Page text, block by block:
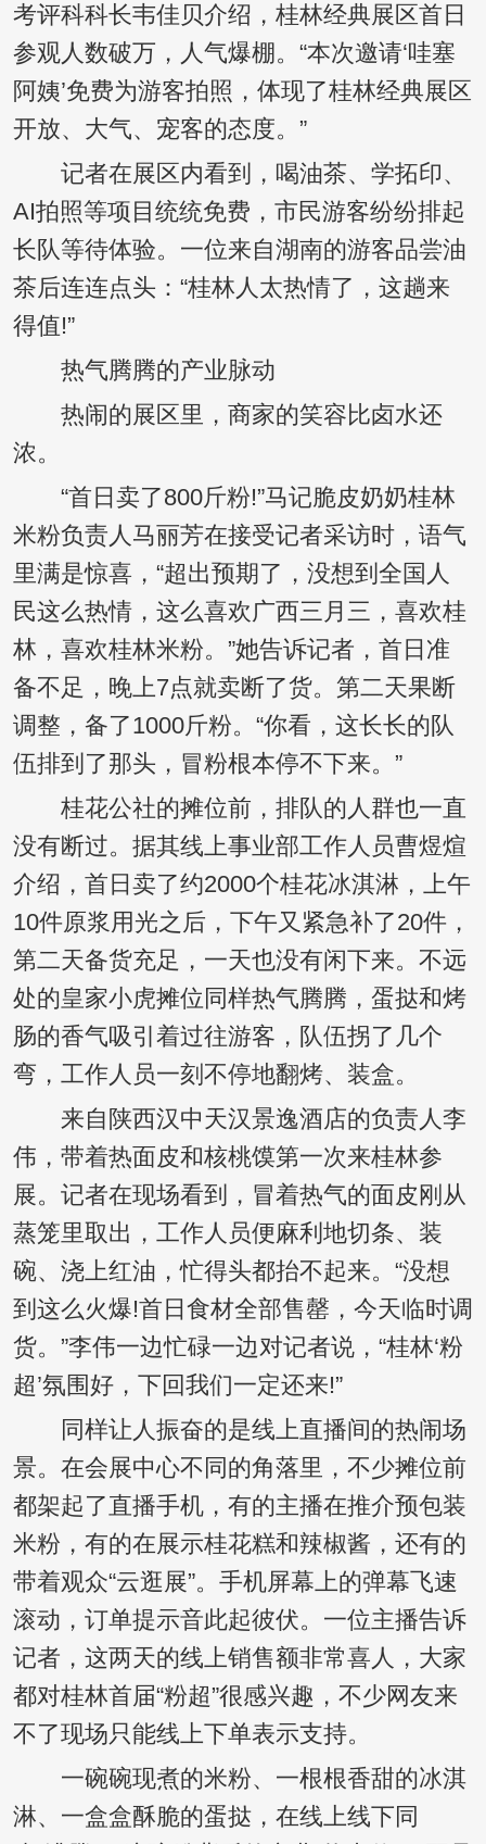
考评科科长韦佳贝介绍，桂林经典展区首日
参观人数破万，人气爆棚。“本次邀请‘哇塞
阿姨’免费为游客拍照，体现了桂林经典展区
开放、大气、宠客的态度。”
记者在展区内看到，喝油茶、学拓印、
AI拍照等项目统统免费，市民游客纷纷排起
长队等待体验。一位来自湖南的游客品尝油
茶后连连点头：“桂林人太热情了，这趟来
得值!”
热气腾腾的产业脉动
热闹的展区里，商家的笑容比卤水还
浓。
“首日卖了800斤粉!”马记脆皮奶奶桂林
米粉负责人马丽芳在接受记者采访时，语气
里满是惊喜，“超出预期了，没想到全国人
民这么热情，这么喜欢广西三月三，喜欢桂
林，喜欢桂林米粉。”她告诉记者，首日准
备不足，晚上7点就卖断了货。第二天果断
调整，备了1000斤粉。“你看，这长长的队
伍排到了那头，冒粉根本停不下来。”
桂花公社的摊位前，排队的人群也一直
没有断过。据其线上事业部工作人员曹煜煊
介绍，首日卖了约2000个桂花冰淇淋，上午
10件原浆用光之后，下午又紧急补了20件，
第二天备货充足，一天也没有闲下来。不远
处的皇家小虎摊位同样热气腾腾，蛋挞和烤
肠的香气吸引着过往游客，队伍拐了几个
弯，工作人员一刻不停地翻烤、装盒。
来自陕西汉中天汉景逸酒店的负责人李
伟，带着热面皮和核桃馍第一次来桂林参
展。记者在现场看到，冒着热气的面皮刚从
蒸笼里取出，工作人员便麻利地切条、装
碗、浇上红油，忙得头都抬不起来。“没想
到这么火爆!首日食材全部售罄，今天临时调
货。”李伟一边忙碌一边对记者说，“桂林‘粉
超’氛围好，下回我们一定还来!”
同样让人振奋的是线上直播间的热闹场
景。在会展中心不同的角落里，不少摊位前
都架起了直播手机，有的主播在推介预包装
米粉，有的在展示桂花糕和辣椒酱，还有的
带着观众“云逛展”。手机屏幕上的弹幕飞速
滚动，订单提示音此起彼伏。一位主播告诉
记者，这两天的线上销售额非常喜人，大家
都对桂林首届“粉超”很感兴趣，不少网友来
不了现场只能线上下单表示支持。
一碗碗现煮的米粉、一根根香甜的冰淇
淋、一盒盒酥脆的蛋挞，在线上线下同